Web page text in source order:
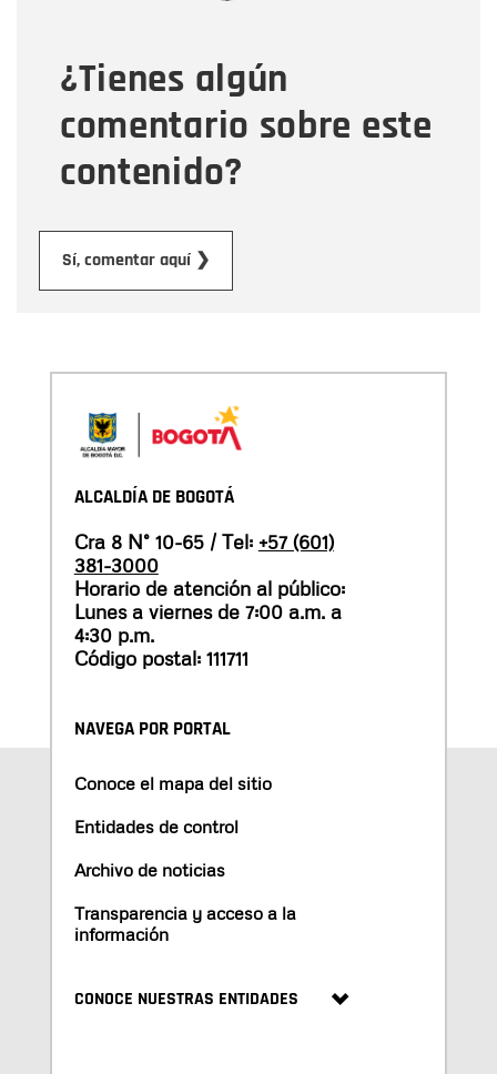
¿Tienes algún
comentario sobre este
contenido?
Sí, comentar aquí ❯
Mensaje
ALCALDÍA DE BOGOTÁ
Cra 8 N° 10-65 / Tel: +57 (601)
381-3000
Horario de atención al público:
Lunes a viernes de 7:00 a.m. a
4:30 p.m.
Código postal: 111711
NAVEGA POR PORTAL
Conoce el mapa del sitio
Entidades de control
Archivo de noticias
Transparencia y acceso a la
información
CONOCE NUESTRAS ENTIDADES